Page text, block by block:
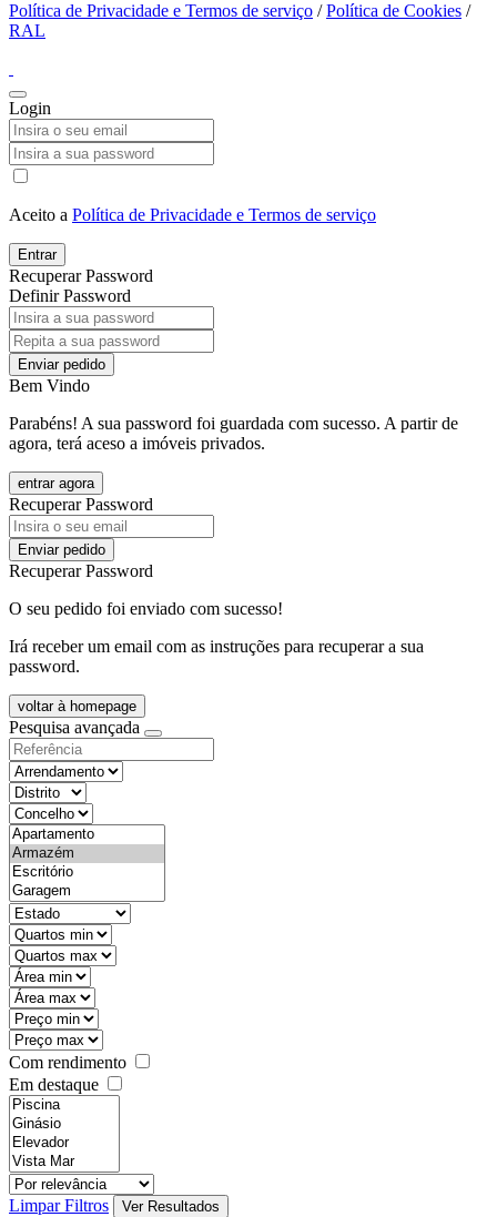
Política de Privacidade e Termos de serviço /Política de Cookies /
RAL
Login
Aceito a Política de Privacidade e Termos de serviço
Entrar
Recuperar Password
Definir Password
Enviar pedido
Bem Vindo
Parabéns! A sua password foi guardada com sucesso. A partir de
agora, terá aceso a imóveis privados.
entrar agora
Recuperar Password
Enviar pedido
Recuperar Password
O seu pedido foi enviado com sucesso!
Irá receber um email com as instruções para recuperar a sua
password.
voltar à homepage
Pesquisa avançada
Com rendimento
Em destaque
Limpar Filtros Ver Resultados